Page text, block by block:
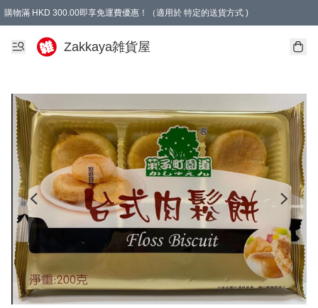
購物滿 HKD 300.00即享免運費優惠！（適用於 特定的送貨方式 )
Zakkaya雑貨屋